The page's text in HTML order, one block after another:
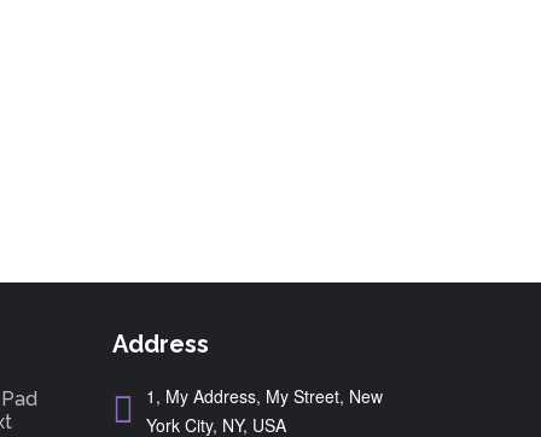
Address
1, My Address, My Street, New
York City, NY, USA